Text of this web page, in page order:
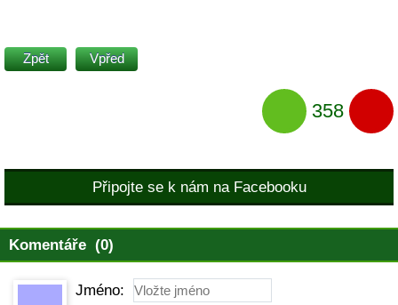
Zpět Vpřed
358
Připojte se k nám na Facebooku
Komentáře (0)
Jméno: